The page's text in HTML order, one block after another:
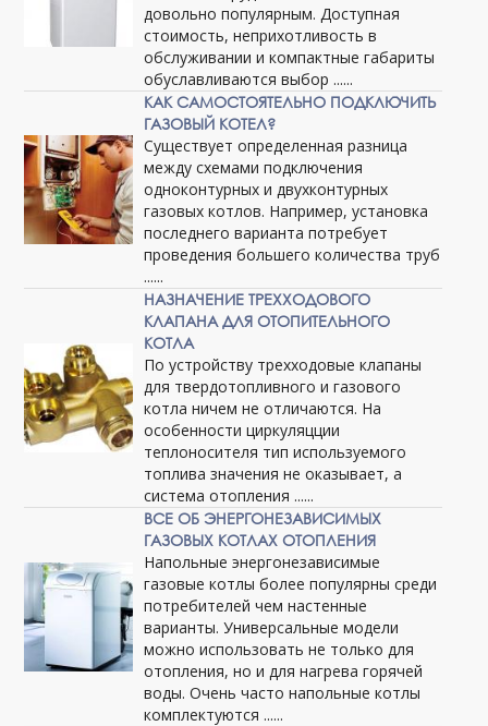
довольно популярным. Доступная
стоимость, неприхотливость в
обслуживании и компактные габариты
обуславливаются выбор ......
КАК САМОСТОЯТЕЛЬНО ПОДКЛЮЧИТЬ
ГАЗОВЫЙ КОТЕЛ?
Существует определенная разница
между схемами подключения
одноконтурных и двухконтурных
газовых котлов. Например, установка
последнего варианта потребует
проведения большего количества труб
......
НАЗНАЧЕНИЕ ТРЕХХОДОВОГО
КЛАПАНА ДЛЯ ОТОПИТЕЛЬНОГО
КОТЛА
По устройству трехходовые клапаны
для твердотопливного и газового
котла ничем не отличаются. На
особенности циркуляцции
теплоносителя тип используемого
топлива значения не оказывает, а
система отопления ......
ВСЕ ОБ ЭНЕРГОНЕЗАВИСИМЫХ
ГАЗОВЫХ КОТЛАХ ОТОПЛЕНИЯ
Напольные энергонезависимые
газовые котлы более популярны среди
потребителей чем настенные
варианты. Универсальные модели
можно использовать не только для
отопления, но и для нагрева горячей
воды. Очень часто напольные котлы
комплектуются ......